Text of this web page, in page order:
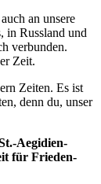
an unsere
in Russland und
verbunden.
Zeit.
Zeiten. Es ist
denn du, unser
Aegidien-
für Frieden-